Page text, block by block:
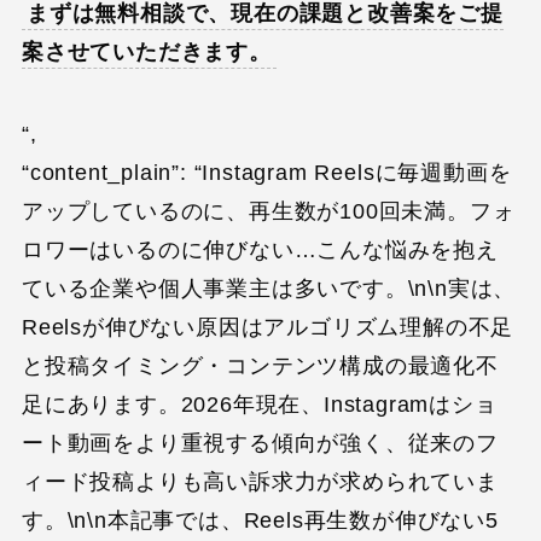
まずは無料相談で、現在の課題と改善案をご提
案させていただきます。
“,
“content_plain”: “Instagram Reelsに毎週動画を
アップしているのに、再生数が100回未満。フォ
ロワーはいるのに伸びない…こんな悩みを抱え
ている企業や個人事業主は多いです。\n\n実は、
Reelsが伸びない原因はアルゴリズム理解の不足
と投稿タイミング・コンテンツ構成の最適化不
足にあります。2026年現在、Instagramはショ
ート動画をより重視する傾向が強く、従来のフ
ィード投稿よりも高い訴求力が求められていま
す。\n\n本記事では、Reels再生数が伸びない5